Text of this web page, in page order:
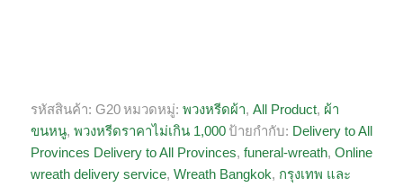
รหัสสินค้า: G20 หมวดหมู่: พวงหรีดผ้า, All Product, ผ้า
ขนหนู, พวงหรีดราคาไม่เกิน 1,000 ป้ายกำกับ: Delivery to All
Provinces Delivery to All Provinces, funeral-wreath, Online
wreath delivery service, Wreath Bangkok, กรุงเทพ และ